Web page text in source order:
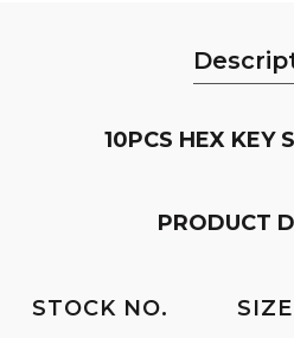
10PCS HEX KEY
PRODUCT
STOCK NO. SIZE